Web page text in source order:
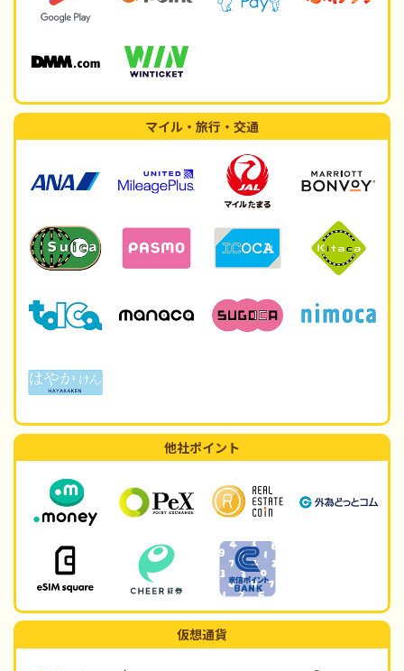
マイル・旅行・交通
他社ポイント
仮想通貨